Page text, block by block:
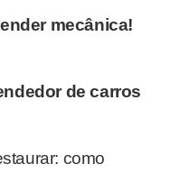
mecânica!
de carros
como